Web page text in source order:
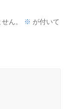
ん。 ※ が付いて